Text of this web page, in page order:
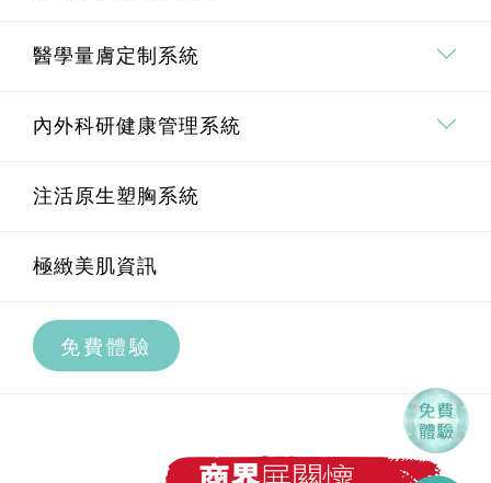
療程價值承諾
全身脫毛
面部脫毛
腋下脫毛
私密部位脫毛
全腿脫毛
升級版細胞再生系統介紹
Pico 皮秒去斑療程
Oligio重塑膠原緊膚療程
BTL EXION AI黃金微針療程
BTL EXION升級版射頻膠原再生療程
第4代Ultraformer MPT鋼筋索
醫學量膚定制系統
埋線鼻雕療程
醫學量膚定制系統介紹
透明質酸療程
高效祛皺療程
內外科研健康管理系統
U.M.A.M 痛症管理系統
內外科研健康管理系統介紹
科研智艾內調養宮療程
曲線身型雕琢系統
注活原生塑胸系統
極緻美肌資訊
免費體驗